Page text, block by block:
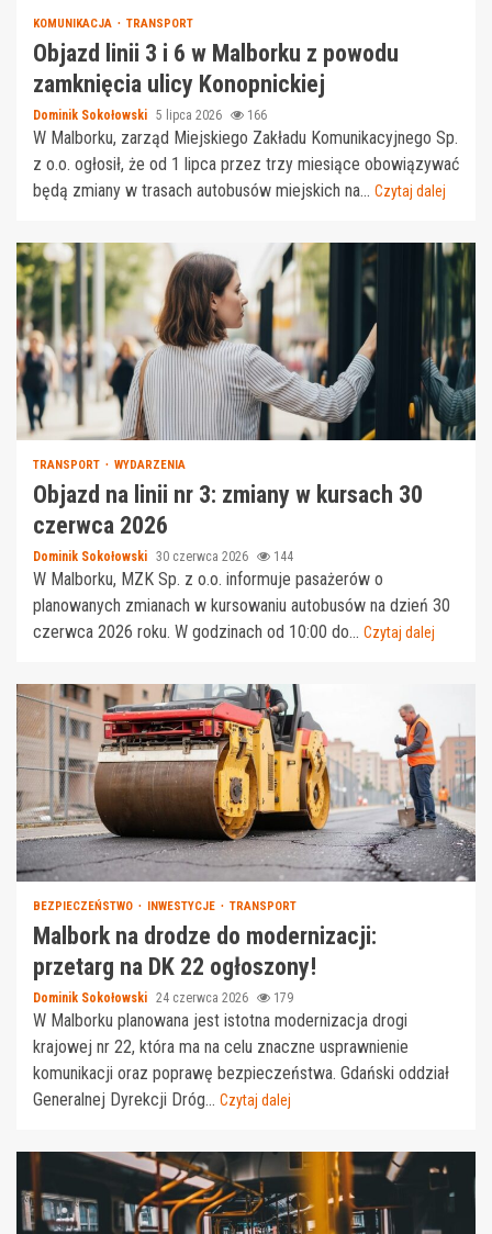
KOMUNIKACJA TRANSPORT
Objazd linii 3 i 6 w Malborku z powodu
zamknięcia ulicy Konopnickiej
Dominik Sokołowski 5 lipca 2026 166
W Malborku, zarząd Miejskiego Zakładu Komunikacyjnego Sp.
z o.o. ogłosił, że od 1 lipca przez trzy miesiące obowiązywać
będą zmiany w trasach autobusów miejskich na... Czytaj dalej
TRANSPORT WYDARZENIA
Objazd na linii nr 3: zmiany w kursach 30
czerwca 2026
Dominik Sokołowski 30 czerwca 2026 144
W Malborku, MZK Sp. z o.o. informuje pasażerów o
planowanych zmianach w kursowaniu autobusów na dzień 30
czerwca 2026 roku. W godzinach od 10:00 do... Czytaj dalej
BEZPIECZEŃSTWO INWESTYCJE TRANSPORT
Malbork na drodze do modernizacji:
przetarg na DK 22 ogłoszony!
Dominik Sokołowski 24 czerwca 2026 179
W Malborku planowana jest istotna modernizacja drogi
krajowej nr 22, która ma na celu znaczne usprawnienie
komunikacji oraz poprawę bezpieczeństwa. Gdański oddział
Generalnej Dyrekcji Dróg... Czytaj dalej